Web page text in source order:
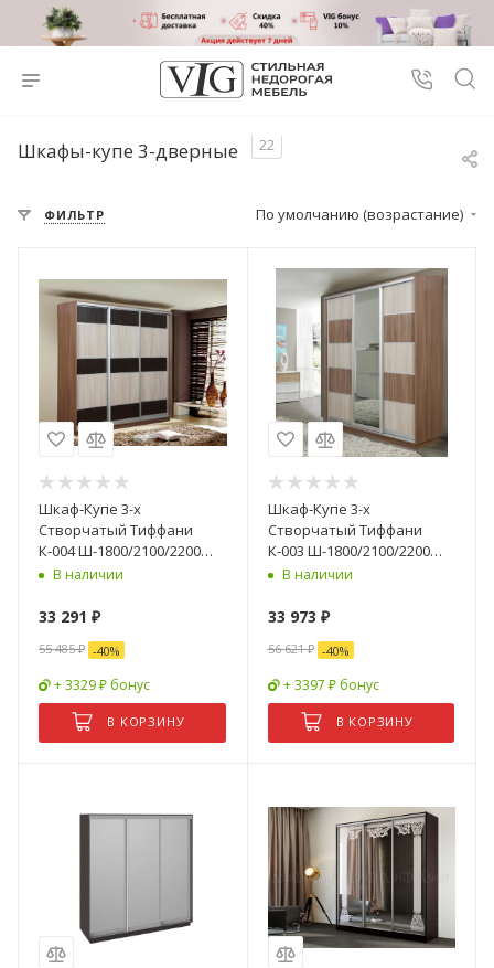
Шкафы-купе 3-дверные 22
ФИЛЬТР По умолчанию (возрастание)
Шкаф-Купе 3-х
Створчатый Тиффани
К-004 Ш-1800/2100/2200
мм/Разные Цвета и
В наличии
33 291 ₽
55 485₽ -40%
+ 3329 ₽ бонус
В КОРЗИНУ
Шкаф-Купе 3-х
Створчатый Тиффани
К-003 Ш-1800/2100/2200
мм/Разные Цвета и
В наличии
33 973 ₽
56 621₽ -40%
+ 3397 ₽ бонус
В КОРЗИНУ